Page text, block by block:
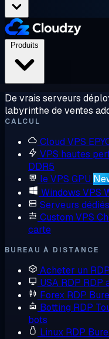
De vrais serveurs
labyrinthe de ventes
CALCUL
Cloud VPS
VPS hautes
DDR5
le VPS GPU
Windows VPS
Serveurs dédiés
Custom VPS
carte
BUREAU À DISTANCE
Acheter un RDP
USA RDP RDP
Forex RDP
Botting RDP
bots
Linux RDP